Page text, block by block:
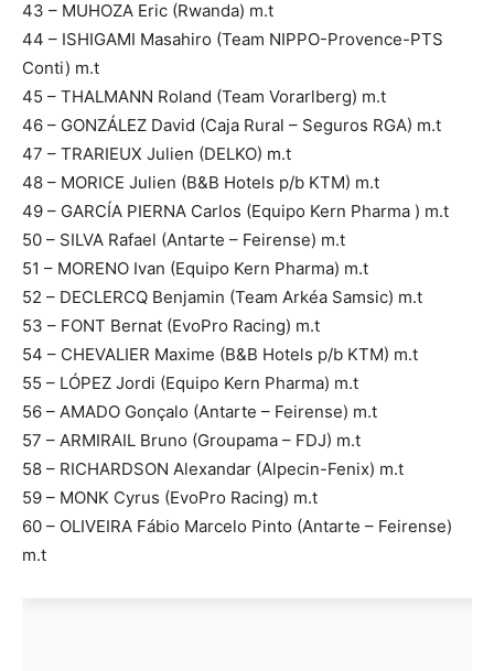
43 – MUHOZA Eric (Rwanda) m.t
44 – ISHIGAMI Masahiro (Team NIPPO-Provence-PTS
Conti) m.t
45 – THALMANN Roland (Team Vorarlberg) m.t
46 – GONZÁLEZ David (Caja Rural – Seguros RGA) m.t
47 – TRARIEUX Julien (DELKO) m.t
48 – MORICE Julien (B&B Hotels p/b KTM) m.t
49 – GARCÍA PIERNA Carlos (Equipo Kern Pharma ) m.t
50 – SILVA Rafael (Antarte – Feirense) m.t
51 – MORENO Ivan (Equipo Kern Pharma) m.t
52 – DECLERCQ Benjamin (Team Arkéa Samsic) m.t
53 – FONT Bernat (EvoPro Racing) m.t
54 – CHEVALIER Maxime (B&B Hotels p/b KTM) m.t
55 – LÓPEZ Jordi (Equipo Kern Pharma) m.t
56 – AMADO Gonçalo (Antarte – Feirense) m.t
57 – ARMIRAIL Bruno (Groupama – FDJ) m.t
58 – RICHARDSON Alexandar (Alpecin-Fenix) m.t
59 – MONK Cyrus (EvoPro Racing) m.t
60 – OLIVEIRA Fábio Marcelo Pinto (Antarte – Feirense)
m.t